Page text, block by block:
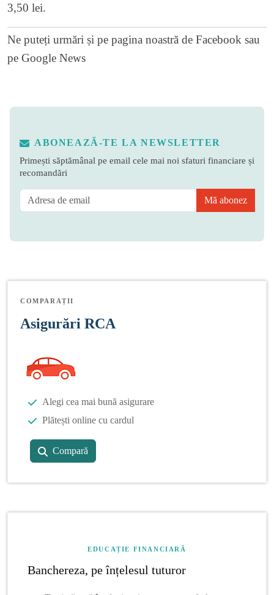
3,50 lei.
Ne puteți urmări și pe pagina noastră de Facebook sau
pe Google News
ABONEAZĂ-TE LA NEWSLETTER
Primești săptămânal pe email cele mai noi sfaturi financiare și
recomandări
Mă abonez
COMPARAȚII
Asigurări RCA
Alegi cea mai bună asigurare
Plătești online cu cardul
Compară
EDUCAȚIE FINANCIARĂ
Banchereza, pe înțelesul tuturor